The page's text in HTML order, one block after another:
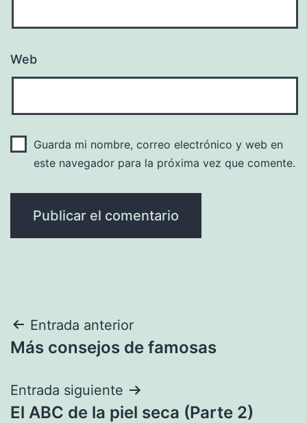
Web
Guarda mi nombre, correo electrónico y web en
este navegador para la próxima vez que comente.
Navegación
de
entradas
Entrada anterior
Más consejos de famosas
Entrada siguiente
El ABC de la piel seca (Parte 2)